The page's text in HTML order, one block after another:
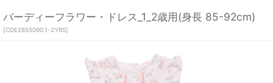
バーディーフラワー・ドレス_1_2歳用(身長 85-92cm)
[CDE2855090.1-2YRS]